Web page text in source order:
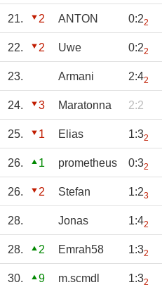
21. 2 ANTON 0:22
22. 2 Uwe 0:22
23. Armani 2:42
24. 3 Maratonna 2:2
25. 1 Elias 1:32
26. 1 prometheus 0:32
26. 2 Stefan 1:23
28. Jonas 1:42
28. 2 Emrah58 1:32
30. 9 m.scmdl 1:32